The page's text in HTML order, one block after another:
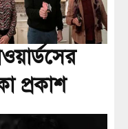
প্রকাশ